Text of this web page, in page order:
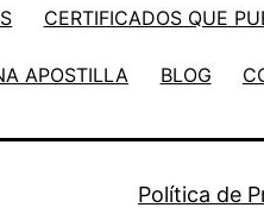
CERTIFICADOS QUE
APOSTILLA BLOG
Política de